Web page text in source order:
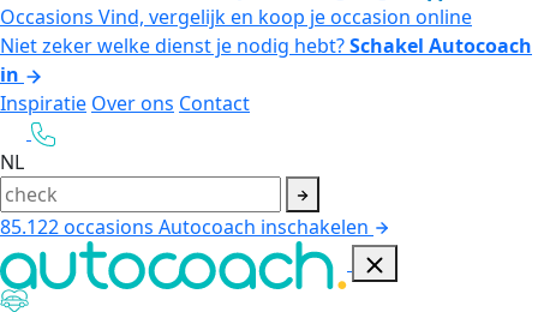
Occasions Vind, vergelijk en koop je occasion online
Niet zeker welke dienst je nodig hebt?Schakel Autocoach
in
Inspiratie Over ons Contact
NL
85.122occasions Autocoach inschakelen